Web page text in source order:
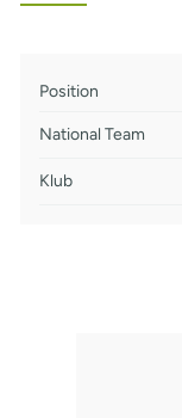
Position
National Team
Klub